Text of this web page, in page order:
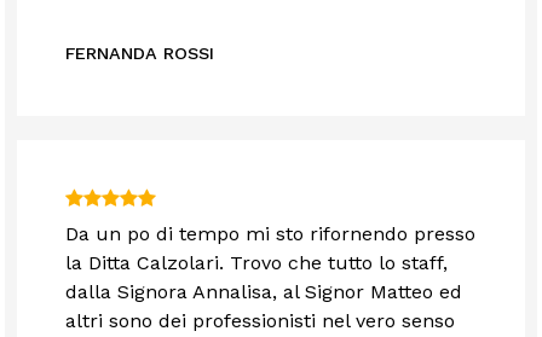
FERNANDA ROSSI
Da un po di tempo mi sto rifornendo presso
la Ditta Calzolari. Trovo che tutto lo staff,
dalla Signora Annalisa, al Signor Matteo ed
altri sono dei professionisti nel vero senso